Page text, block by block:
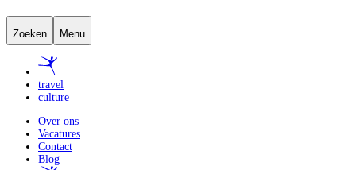
Zoeken Menu
travel
culture
Over ons
Vacatures
Contact
Blog